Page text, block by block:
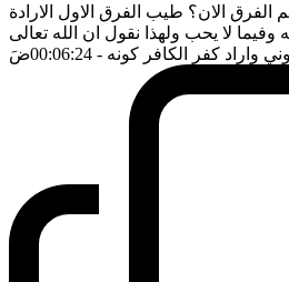
الفرق الان؟ طيب الفرق الاول الارادة
وفيما لا يحب ولهذا نقول ان الله تعالى
واراد كفر الكافر كونه - 00:06:24 ضَ